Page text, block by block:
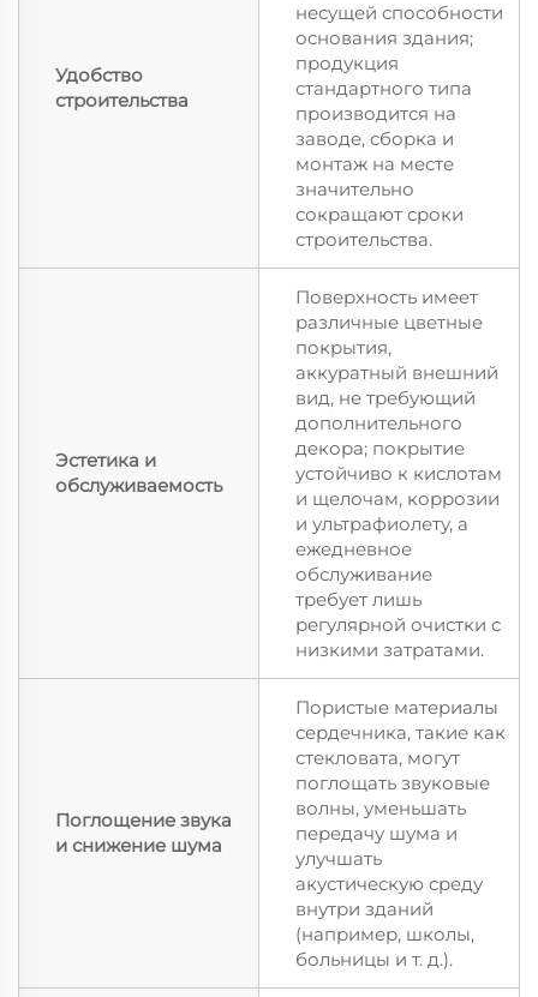
Удобство
строительства
несущей способности
основания здания;
продукция
стандартного типа
производится на
заводе, сборка и
монтаж на месте
значительно
сокращают сроки
строительства.
Эстетика и
обслуживаемость
Поверхность имеет
различные цветные
покрытия,
аккуратный внешний
вид, не требующий
дополнительного
декора; покрытие
устойчиво к кислотам
и щелочам, коррозии
и ультрафиолету, а
ежедневное
обслуживание
требует лишь
регулярной очистки с
низкими затратами.
Поглощение звука
и снижение шума
Пористые материалы
сердечника, такие как
стекловата, могут
поглощать звуковые
волны, уменьшать
передачу шума и
улучшать
акустическую среду
внутри зданий
(например, школы,
больницы и т. д.).